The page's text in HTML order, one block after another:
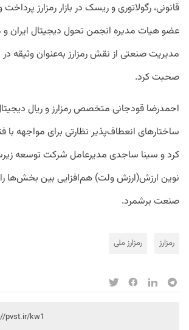
قانونی، رگولاتوری و ریسک در بازار رمزارز
عضو هیات مدیره انجمن تحول دیجیتال ایران
مدیریت صنعتی از نقش رمزارز به‌عنوان وثیقه
صحبت کرد.
احمدرضا قودجانی متخصص رمزارز و ریال
ساختارهای انعطاف‌پذیر نظارتی برای مواجهه با
کرد و سینا ساجدی مدیرعامل شرکت توسعه
نوین ارزش(ارزش ولت) هم‌افزایی بین بخش‌ها
صنعت برشمرد.
رمزارز رمزارز ملی
pvst.ir/kw1